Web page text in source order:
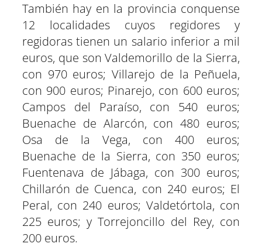
También hay en la provincia conquense
12 localidades cuyos regidores y
regidoras tienen un salario inferior a mil
euros, que son Valdemorillo de la Sierra,
con 970 euros; Villarejo de la Peñuela,
con 900 euros; Pinarejo, con 600 euros;
Campos del Paraíso, con 540 euros;
Buenache de Alarcón, con 480 euros;
Osa de la Vega, con 400 euros;
Buenache de la Sierra, con 350 euros;
Fuentenava de Jábaga, con 300 euros;
Chillarón de Cuenca, con 240 euros; El
Peral, con 240 euros; Valdetórtola, con
225 euros; y Torrejoncillo del Rey, con
200 euros.